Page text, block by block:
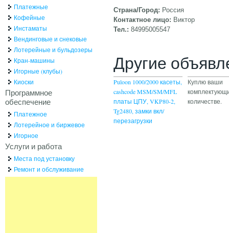
Страна/Город: Россия
Контактное лицо: Виктор
Тел.: 84995005547
Другие
Puloon 1000/2000 касеты,
cashcode MSM/SM/MFL
платы ЦПУ, VKP80-2,
Tg2480, замки вкл/
перезагрузки
Куплю ваши
количестве.
Платежные
Кофейные
Инстаматы
Вендинговые и снековые
Лотерейные и бульдозеры
Кран-машины
Игорные (клубы)
Киоски
Программное
обеспечение
Платежное
Лотерейное и биржевое
Игорное
Услуги и работа
Места под установку
Ремонт и обслуживание